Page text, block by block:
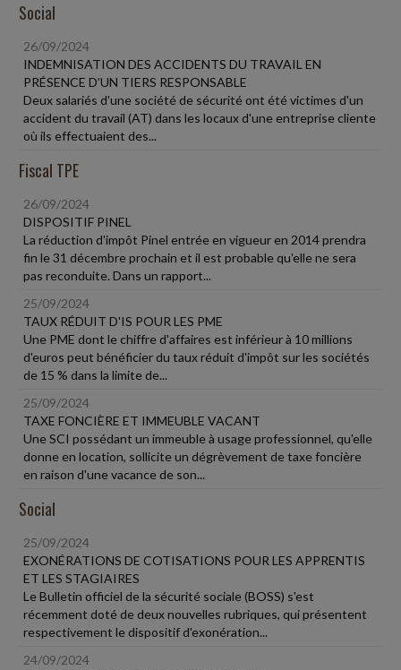
Social
26/09/2024
INDEMNISATION DES ACCIDENTS DU TRAVAIL EN
PRÉSENCE D'UN TIERS RESPONSABLE
Deux salariés d'une société de sécurité ont été victimes d'un
accident du travail (AT) dans les locaux d'une entreprise cliente
où ils effectuaient des...
Fiscal TPE
26/09/2024
DISPOSITIF PINEL
La réduction d'impôt Pinel entrée en vigueur en 2014 prendra
fin le 31 décembre prochain et il est probable qu'elle ne sera
pas reconduite. Dans un rapport...
25/09/2024
TAUX RÉDUIT D'IS POUR LES PME
Une PME dont le chiffre d'affaires est inférieur à 10 millions
d'euros peut bénéficier du taux réduit d'impôt sur les sociétés
de 15 % dans la limite de...
25/09/2024
TAXE FONCIÈRE ET IMMEUBLE VACANT
Une SCI possédant un immeuble à usage professionnel, qu'elle
donne en location, sollicite un dégrèvement de taxe foncière
en raison d'une vacance de son...
Social
25/09/2024
EXONÉRATIONS DE COTISATIONS POUR LES APPRENTIS
ET LES STAGIAIRES
Le Bulletin officiel de la sécurité sociale (BOSS) s'est
récemment doté de deux nouvelles rubriques, qui présentent
respectivement le dispositif d'exonération...
24/09/2024